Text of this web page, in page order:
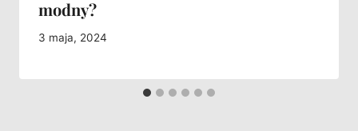
modny?
3 maja, 2024